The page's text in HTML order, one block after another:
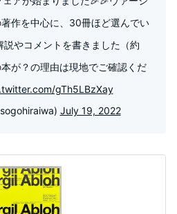
作を中心に、30冊ほど選んでい
説やコメントを書きました（約
が？の理由は現地でご確認くだ
gTh5LBzXay
July 19, 2022